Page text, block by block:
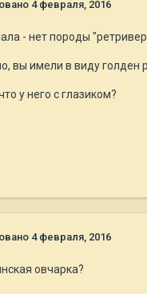
4 февраля, 2016
- нет породы
вы имели в виду голден
у него с глазиком?
4 февраля, 2016
овчарка?